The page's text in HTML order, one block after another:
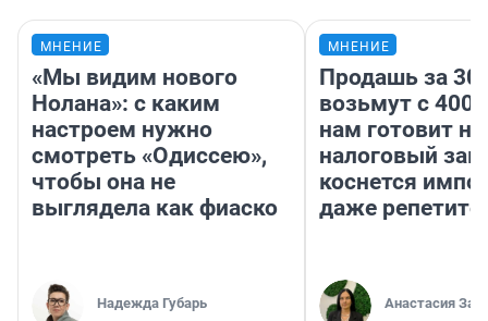
МНЕНИЕ
«Мы видим нового
Нолана»: с каким
настроем нужно
смотреть «Одиссею»,
чтобы она не
выглядела как фиаско
Надежда Губарь
МНЕНИЕ
Продашь за
возьмут с
нам готовит
налоговый
коснется
даже
Анастасия